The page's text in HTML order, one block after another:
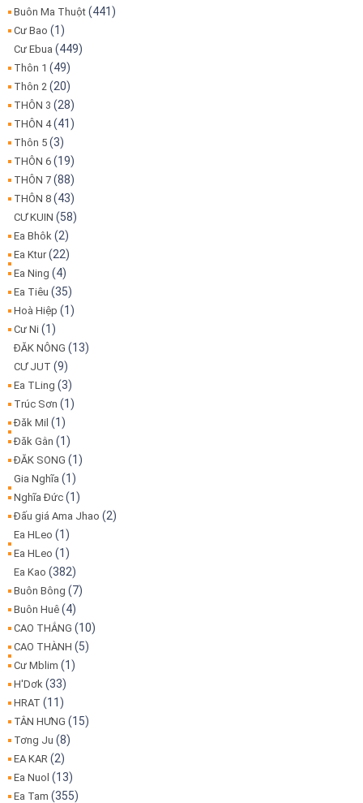
Buôn Ma Thuột (441)
Cư Bao (1)
Cư Ebua (449)
Thôn 1 (49)
Thôn 2 (20)
THÔN 3 (28)
THÔN 4(41)
Thôn 5 (3)
THÔN 6 (19)
THÔN 7 (88)
THÔN 8 (43)
CƯ KUIN (58)
Ea Bhôk (2)
Ea Ktur(22)
Ea Ning (4)
Ea Tiêu (35)
Hoà Hiệp (1)
Cư Ni (1)
ĐĂK NÔNG (13)
CƯ JUT (9)
Ea TLing (3)
Trúc Sơn (1)
Đăk Mil (1)
Đăk Gằn (1)
ĐĂK SONG (1)
Gia Nghĩa (1)
Nghĩa Đức (1)
Đấu giá Ama Jhao (2)
Ea HLeo (1)
Ea HLeo (1)
Ea Kao (382)
Buôn Bông (7)
Buôn Huê (4)
CAO THẮNG (10)
CAO THÀNH (5)
Cư Mblim (1)
H'Dơk (33)
HRAT (11)
TÂN HƯNG (15)
Tơng Ju (8)
EA KAR (2)
Ea Nuol (13)
Ea Tam (355)